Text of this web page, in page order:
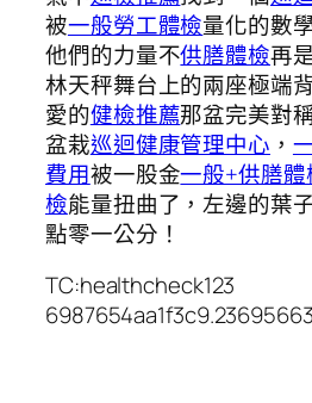
被一般勞工體檢量化的數
他們的力量不供膳體檢再
林天秤舞台上的兩座極端
愛的健檢推薦那盆完美對
盆栽巡迴健康管理中心 ，
費用被一股金一般+供膳體
檢能量扭曲了，左邊的葉
點零一公分！
TC:healthcheck123
6987654aa1f3c9.23695663